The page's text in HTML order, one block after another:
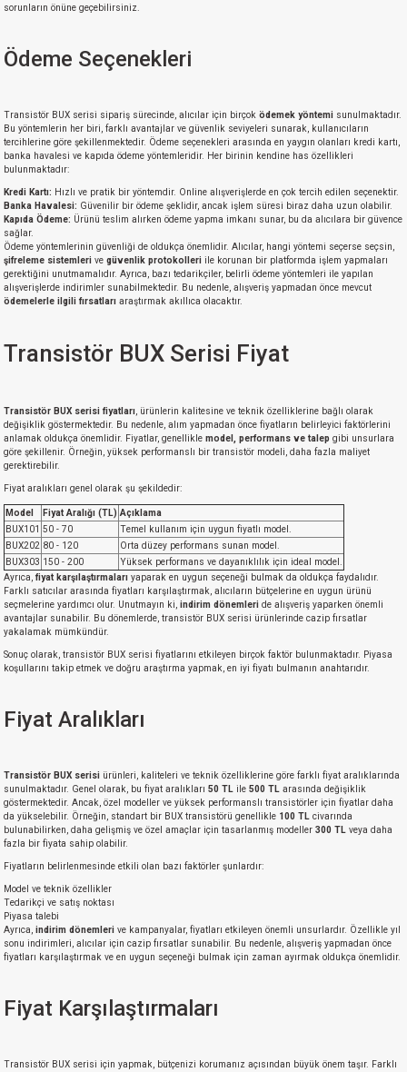
sorunların önüne geçebilirsiniz.
Ödeme Seçenekleri
Transistör BUX serisi sipariş sürecinde, alıcılar için birçok ödemek yöntemi sunulmaktadır.
Bu yöntemlerin her biri, farklı avantajlar ve güvenlik seviyeleri sunarak, kullanıcıların
tercihlerine göre şekillenmektedir. Ödeme seçenekleri arasında en yaygın olanları kredi kartı,
banka havalesi ve kapıda ödeme yöntemleridir. Her birinin kendine has özellikleri
bulunmaktadır:
Kredi Kartı: Hızlı ve pratik bir yöntemdir. Online alışverişlerde en çok tercih edilen seçenektir.
Banka Havalesi: Güvenilir bir ödeme şeklidir, ancak işlem süresi biraz daha uzun olabilir.
Kapıda Ödeme: Ürünü teslim alırken ödeme yapma imkanı sunar, bu da alıcılara bir güvence
sağlar.
Ödeme yöntemlerinin güvenliği de oldukça önemlidir. Alıcılar, hangi yöntemi seçerse seçsin,
şifreleme sistemleri ve güvenlik protokolleri ile korunan bir platformda işlem yapmaları
gerektiğini unutmamalıdır. Ayrıca, bazı tedarikçiler, belirli ödeme yöntemleri ile yapılan
alışverişlerde indirimler sunabilmektedir. Bu nedenle, alışveriş yapmadan önce mevcut
ödemelerle ilgili fırsatları araştırmak akıllıca olacaktır.
Transistör BUX Serisi Fiyat
Transistör BUX serisi fiyatları, ürünlerin kalitesine ve teknik özelliklerine bağlı olarak
değişiklik göstermektedir. Bu nedenle, alım yapmadan önce fiyatların belirleyici faktörlerini
anlamak oldukça önemlidir. Fiyatlar, genellikle model, performans ve talep gibi unsurlara
göre şekillenir. Örneğin, yüksek performanslı bir transistör modeli, daha fazla maliyet
gerektirebilir.
Fiyat aralıkları genel olarak şu şekildedir:
Model Fiyat Aralığı (TL) Açıklama
BUX101 50 - 70
Temel kullanım için uygun fiyatlı model.
BUX202 80 - 120
Orta düzey performans sunan model.
BUX303 150 - 200
Yüksek performans ve dayanıklılık için ideal model.
Ayrıca, fiyat karşılaştırmaları yaparak en uygun seçeneği bulmak da oldukça faydalıdır.
Farklı satıcılar arasında fiyatları karşılaştırmak, alıcıların bütçelerine en uygun ürünü
seçmelerine yardımcı olur. Unutmayın ki, indirim dönemleri de alışveriş yaparken önemli
avantajlar sunabilir. Bu dönemlerde, transistör BUX serisi ürünlerinde cazip fırsatlar
yakalamak mümkündür.
Sonuç olarak, transistör BUX serisi fiyatlarını etkileyen birçok faktör bulunmaktadır. Piyasa
koşullarını takip etmek ve doğru araştırma yapmak, en iyi fiyatı bulmanın anahtarıdır.
Fiyat Aralıkları
Transistör BUX serisi ürünleri, kaliteleri ve teknik özelliklerine göre farklı fiyat aralıklarında
sunulmaktadır. Genel olarak, bu fiyat aralıkları 50 TL ile 500 TL arasında değişiklik
göstermektedir. Ancak, özel modeller ve yüksek performanslı transistörler için fiyatlar daha
da yükselebilir. Örneğin, standart bir BUX transistörü genellikle 100 TL civarında
bulunabilirken, daha gelişmiş ve özel amaçlar için tasarlanmış modeller 300 TL veya daha
fazla bir fiyata sahip olabilir.
Fiyatların belirlenmesinde etkili olan bazı faktörler şunlardır:
Model ve teknik özellikler
Tedarikçi ve satış noktası
Piyasa talebi
Ayrıca, indirim dönemleri ve kampanyalar, fiyatları etkileyen önemli unsurlardır. Özellikle yıl
sonu indirimleri, alıcılar için cazip fırsatlar sunabilir. Bu nedenle, alışveriş yapmadan önce
fiyatları karşılaştırmak ve en uygun seçeneği bulmak için zaman ayırmak oldukça önemlidir.
Fiyat Karşılaştırmaları
Transistör BUX serisi için yapmak, bütçenizi korumanız açısından büyük önem taşır. Farklı